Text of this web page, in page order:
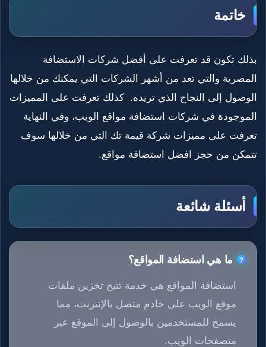
خاتمة
بذلك تكون قد تعرفت على أفضل شركات الاستضافة
المصرية والتي تعد من أشهر الشركات التي يمكنك من خلالها
الوصول إلى النجاح الذي تريده. كذلك تعرفت على المميزات
الموجودة في شركات استضافة مواقع الويب، وفي النهاية
تعرفت على مميزات شركة قيمة تك التي من خلالها سوف
تتمكن من حجز افضل استضافة مواقع.
أسئلة شائعة
ما هي استضافة المواقع؟
استضافة المواقع هي خدمة تتيح تخزين ملفات
موقع الويب على خادم متصل بالإنترنت، مما
يسمح للمستخدمين بالوصول إلى الموقع عبر
متصفحات الويب.